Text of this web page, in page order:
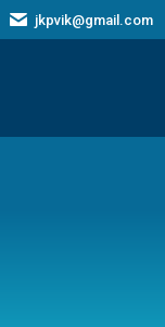
jkpvik@gmail.com